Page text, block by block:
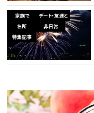
家族で
デート・友達と
名所
非日常
特集記事